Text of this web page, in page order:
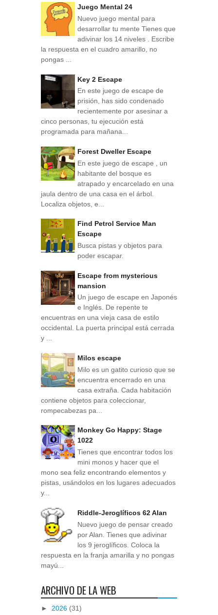
Juego Mental 24
Nuevo juego mental para
desarrollar tu mente Tienes que
adivinar los 14 niveles . Escribe
la respuesta en el cuadro amarillo, no
pongas ...
Key 2 Escape
En este juego de escape de
prisión, has sido condenado
recientemente por asesinar a
cinco personas, tu ejecución está
programada para mañana...
Forest Dweller Escape
En este juego de escape , un
habitante del bosque es
atrapado y encarcelado en una
jaula dentro de una casa en el árbol.
Localiza objetos, e...
Find Petrol Service Man
Escape
Busca pistas y objetos para
poder escapar.
Escape from mysterious
mansion
Un juego de escape en Japonés
e Inglés. De repente te
encuentras en una vieja casa de estilo
occidental. La puerta principal está cerrada
y ...
Milos escape
Milo es un gatito curioso que se
encuentra encerrado en una
casa extraña. Cada habitación
contiene objetos para coleccionar,
rompecabezas pa...
Monkey Go Happy: Stage
1022
Tienes que encontrar todos los
mini monos y hacer que el
mono sea feliz encontrando elementos y
pistas, usándolos en los lugares adecuados
y...
Riddle-Jeroglíficos 62 Alan
Nuevo juego de pensar creado
por Alan. Tienes que adivinar
los 9 jeroglíficos. Coloca la
respuesta en la franja amarilla y no pongas
mayú...
ARCHIVO DE LA WEB
► 2026 (31)